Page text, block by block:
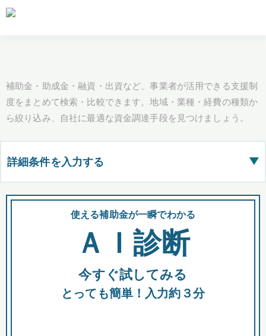
補助金・助成金・融資・出資など、事業者が活用できる支援制
度をまとめて検索・比較できます。地域・業種・経費の種類か
ら絞り込み、自社に最適な資金調達手段を見つけましょう。
詳細条件を入力する ▶
都道府県
全国の検索結果を含めて表示
助成金 融資 出資
使える補助金が一瞬でわかる
ＡＩ診断
今すぐ試してみる
とっても簡単！入力約３分